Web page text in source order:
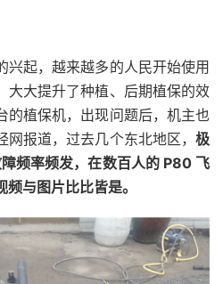
兴起，越来越多的人民开始使用
大大提升了种植、后期植保的效
的植保机，出现问题后，机主也
报道，过去几个东北地区， 极
频率频发，在数百人的 P80 飞
与图片比比皆是。